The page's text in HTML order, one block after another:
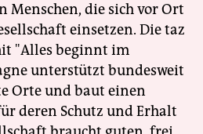
Menschen, die sich vor Ort
einsetzen. Die taz
"Alles beginnt im
unterstützt bundesweit
Orte und baut einen
deren Schutz und Erhalt